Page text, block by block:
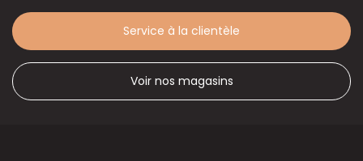
Service à la clientèle
Voir nos magasins